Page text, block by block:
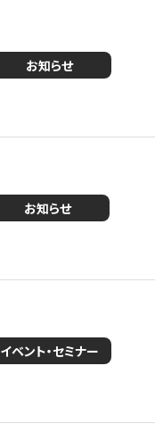
お知らせ
お知らせ
イベント・セミナー